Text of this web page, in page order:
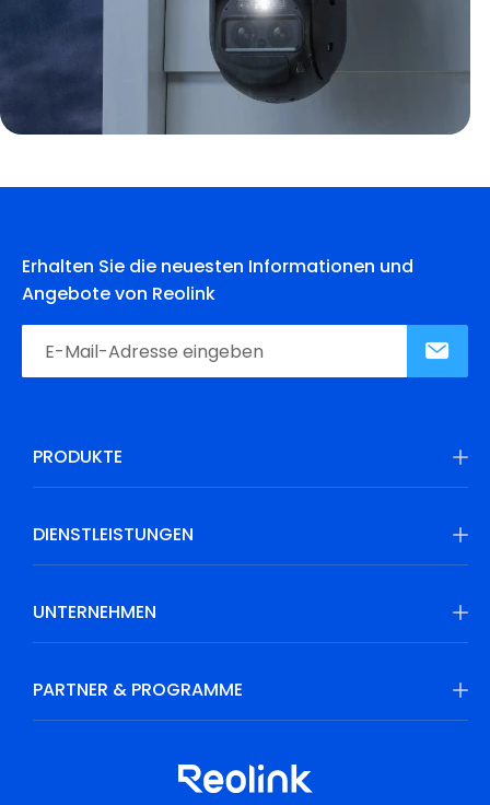
Erhalten Sie die neuesten Informationen und
Angebote von Reolink
PRODUKTE
DIENSTLEISTUNGEN
UNTERNEHMEN
PARTNER & PROGRAMME